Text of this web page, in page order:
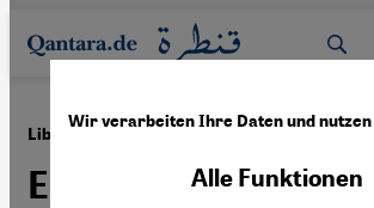
Direkt zum Inhalt springen
Libanons Bürgerkrieg ·03.07.2025
Eine Nachkriegszeit
Wir verarbeiten Ihre Daten und nutzen
Alle Funktionen